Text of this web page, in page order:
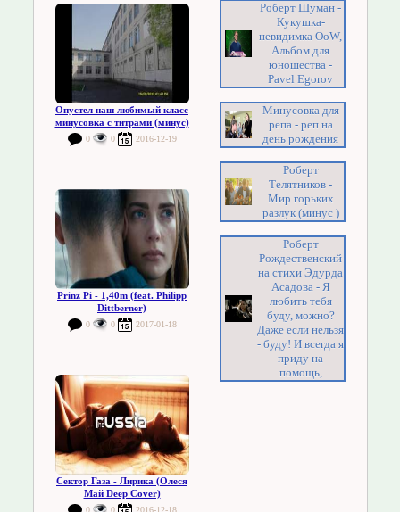
Опустел наш любимый класс
минусовка с титрами (минус)
0 0 2016-12-19
Prinz Pi - 1,40m (feat. Philipp
Dittberner)
0 0 2017-01-18
Сектор Газа - Лирика (Олеся
Май Deep Cover)
0 0 2016-12-18
Роберт Шуман -
Кукушка-
невидимка OoW,
Альбом для
юношества -
Pavel Egorov
Минусовка для
репа - реп на
день рождения
Роберт
Телятников -
Мир горьких
разлук (минус )
Роберт
Рождественский
на стихи Эдурда
Асадова - Я
любить тебя
буду, можно?
Даже если нельзя
- буду! И всегда я
приду на
помощь,